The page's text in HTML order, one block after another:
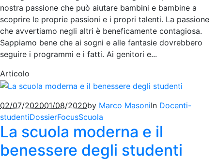
nostra passione che può aiutare bambini e bambine a
scoprire le proprie passioni e i propri talenti. La passione
che avvertiamo negli altri è beneficamente contagiosa.
Sappiamo bene che ai sogni e alle fantasie dovrebbero
seguire i programmi e i fatti. Ai genitori e...
Articolo
02/07/202001/08/2020by Marco MasoniIn Docenti-
studentiDossierFocusScuola
La scuola moderna e il
benessere degli studenti